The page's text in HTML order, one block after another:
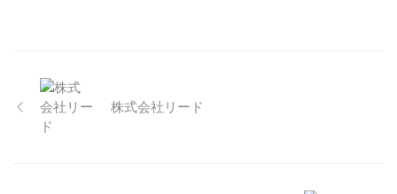
株式会社リード